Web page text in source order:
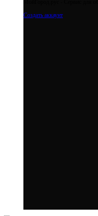
Создать аккаунт